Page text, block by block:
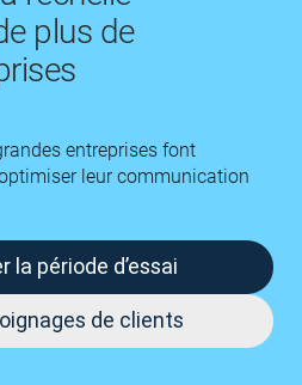
plus de
entreprises font
leur communication
la période d’essai
de clients